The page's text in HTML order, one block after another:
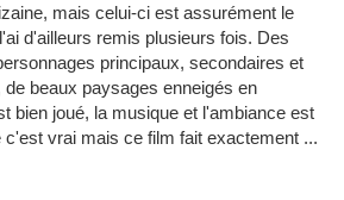
mais celui-ci est assurément le
d'ailleurs remis plusieurs fois. Des
principaux, secondaires et
de beaux paysages enneigés en
bien joué, la musique et l'ambiance est
c'est vrai mais ce film fait exactement ...